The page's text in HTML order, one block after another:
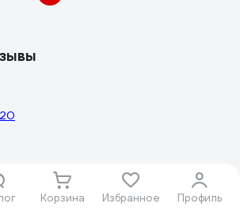
Корзина Избранное Профиль